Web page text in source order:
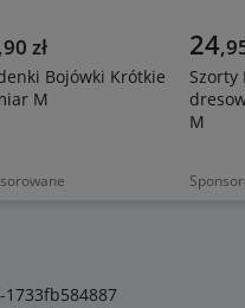
,90 zł
Bojówki Krótkie
M
24,
Szorty
M